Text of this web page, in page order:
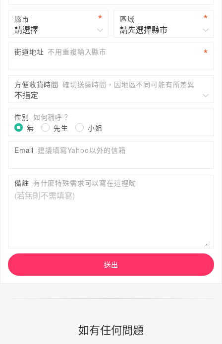
縣市 區域
街道地址 不用重複輸入縣市
方便收貨時間 確切送達時間，因地區不同可能有所差異
性別 如何稱呼？
無
先生 小姐
Email 建議填寫Yahoo以外的信箱
備註 有什麼特殊需求可以寫在這裡呦
送出
如有任何問題